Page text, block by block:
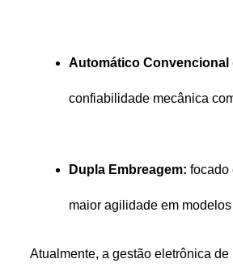
Automático Convencional
confiabilidade mecânica
Dupla Embreagem: focado
maior agilidade em
Atualmente, a gestão eletrônica